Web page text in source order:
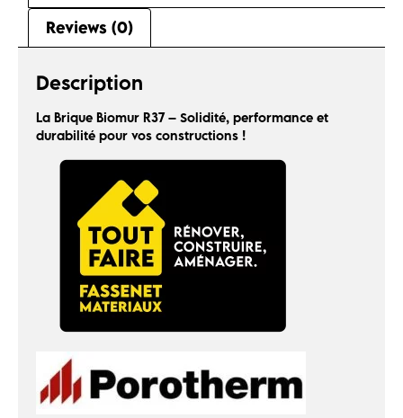
Reviews (0)
Description
La Brique Biomur R37 – Solidité, performance et
durabilité pour vos constructions !